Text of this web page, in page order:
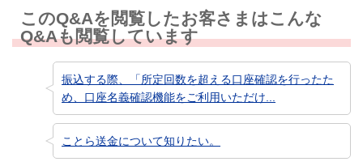
このQ&Aを閲覧したお客さまはこんな
Q&Aも閲覧しています
振込する際、「所定回数を超える口座確認を行ったた
め、口座名義確認機能をご利用いただけ...
ことら送金について知りたい。